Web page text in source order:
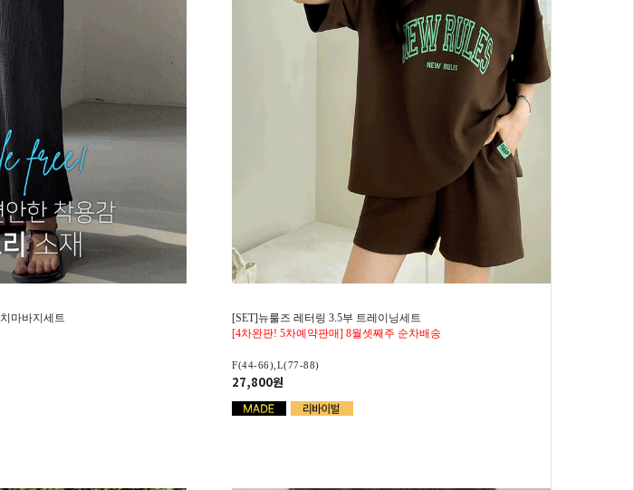
마바지세트
[SET]뉴룰즈 레터링 3.5부 트레이닝세트
[4차완판! 5차예약판매] 8월셋째주 순차배송
F(44-66),L(77-88)
27,800원